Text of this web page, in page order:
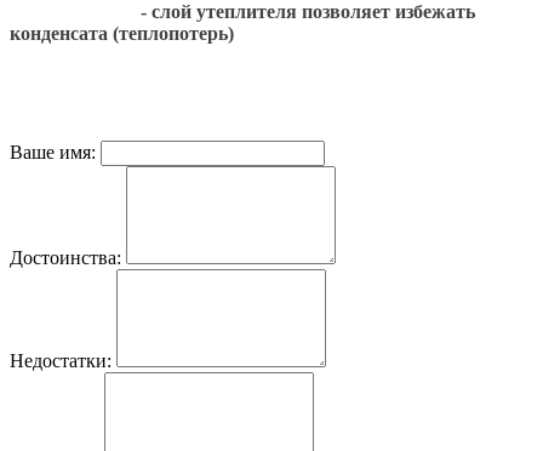
- слой утеплителя позволяет избежать
конденсата (теплопотерь)
Ваше имя:
Достоинства:
Недостатки: